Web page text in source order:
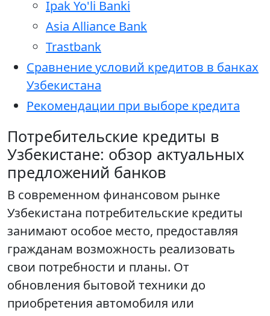
Ipak Yo'li Banki
Asia Alliance Bank
Trastbank
Сравнение условий кредитов в банках
Узбекистана
Рекомендации при выборе кредита
Потребительские кредиты в
Узбекистане: обзор актуальных
предложений банков
В современном финансовом рынке
Узбекистана потребительские кредиты
занимают особое место, предоставляя
гражданам возможность реализовать
свои потребности и планы. От
обновления бытовой техники до
приобретения автомобиля или